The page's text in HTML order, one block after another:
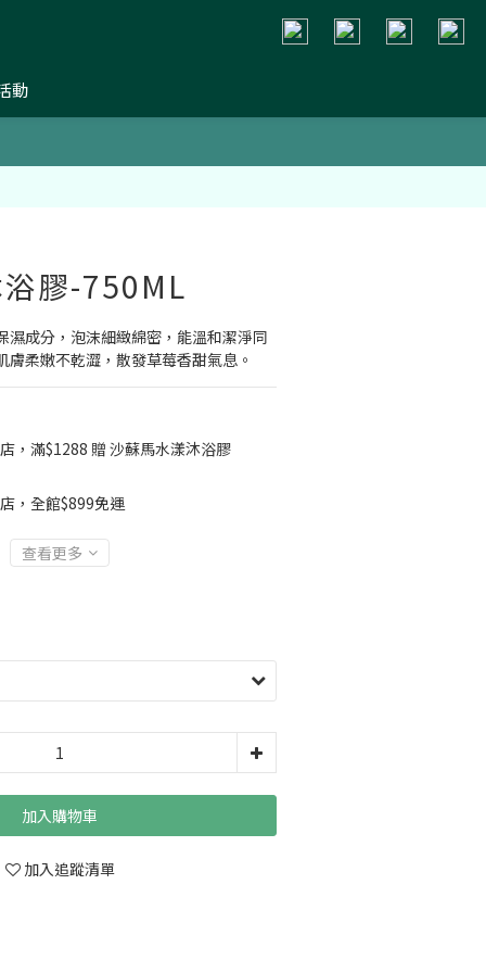
動
膠-750ML
濕成分，泡沫細緻綿密，能溫和潔淨同
膚柔嫩不乾澀，散發草莓香甜氣息。
，滿$1288 贈 沙蘇馬水漾沐浴膠
，全館$899免運
查看更多
加入購物車
加入追蹤清單